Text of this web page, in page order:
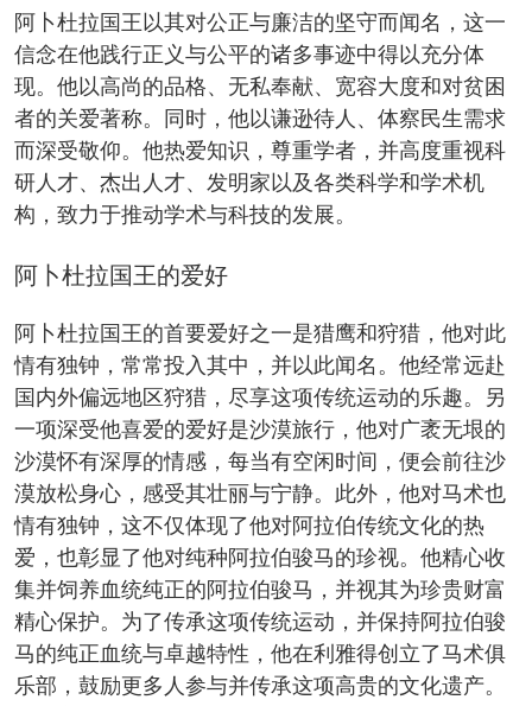
阿卜杜拉国王以其对公正与廉洁的坚守而闻名，这一
信念在他践行正义与公平的诸多事迹中得以充分体
现。他以高尚的品格、无私奉献、宽容大度和对贫困
者的关爱著称。同时，他以谦逊待人、体察民生需求
而深受敬仰。他热爱知识，尊重学者，并高度重视科
研人才、杰出人才、发明家以及各类科学和学术机
构，致力于推动学术与科技的发展。
阿卜杜拉国王的爱好
阿卜杜拉国王的首要爱好之一是猎鹰和狩猎，他对此
情有独钟，常常投入其中，并以此闻名。他经常远赴
国内外偏远地区狩猎，尽享这项传统运动的乐趣。另
一项深受他喜爱的爱好是沙漠旅行，他对广袤无垠的
沙漠怀有深厚的情感，每当有空闲时间，便会前往沙
漠放松身心，感受其壮丽与宁静。此外，他对马术也
情有独钟，这不仅体现了他对阿拉伯传统文化的热
爱，也彰显了他对纯种阿拉伯骏马的珍视。他精心收
集并饲养血统纯正的阿拉伯骏马，并视其为珍贵财富
精心保护。为了传承这项传统运动，并保持阿拉伯骏
马的纯正血统与卓越特性，他在利雅得创立了马术俱
乐部，鼓励更多人参与并传承这项高贵的文化遗产。